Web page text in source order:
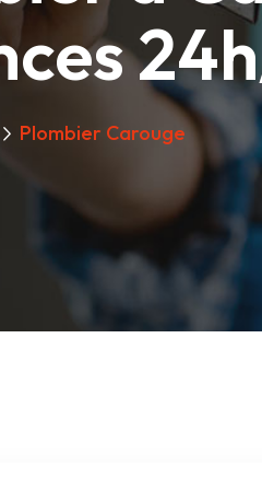
Plombier Carouge